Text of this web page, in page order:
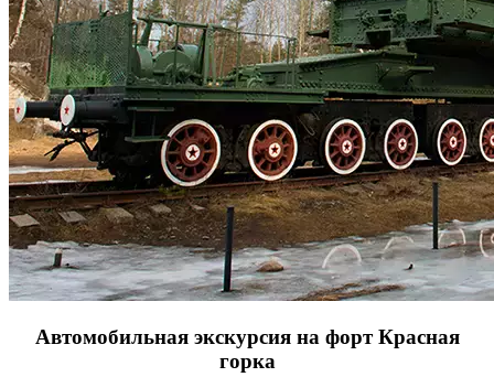
Автомобильная экскурсия на форт Красная
горка